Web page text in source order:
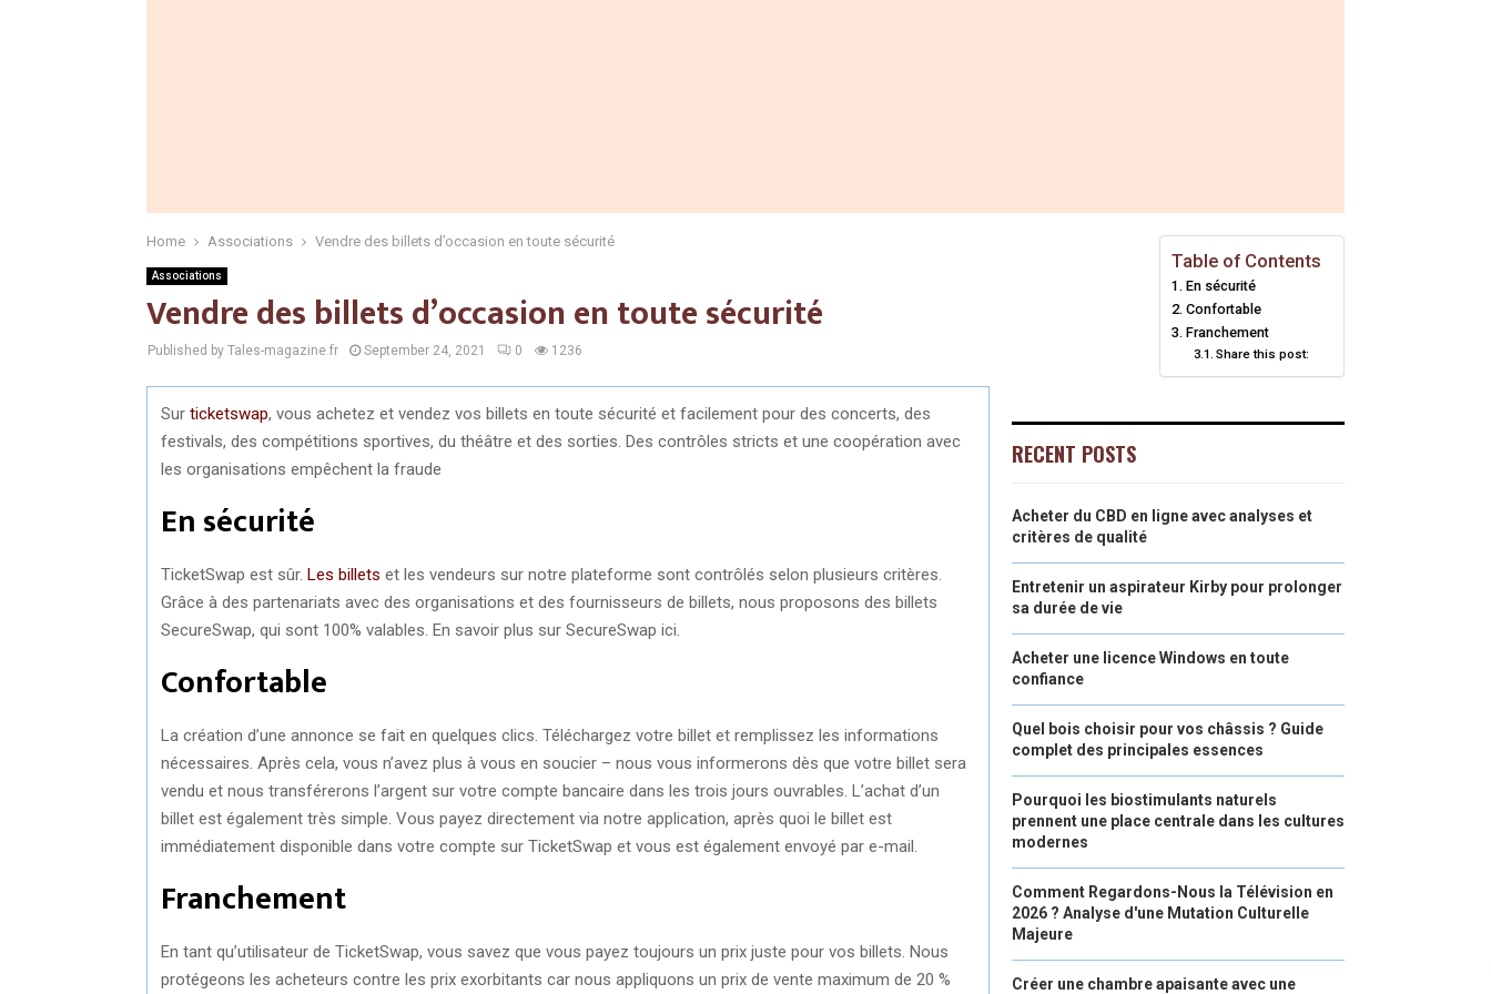
Home Associations Vendre des billets d’occasion en toute sécurité
Associations
Vendre des billets d’occasion en toute sécurité
Published by Tales-magazine.fr September 24, 2021 0 1236
Sur ticketswap, vous achetez et vendez vos billets en toute sécurité et facilement pour des concerts, des
festivals, des compétitions sportives, du théâtre et des sorties. Des contrôles stricts et une coopération avec
les organisations empêchent la fraude
En sécurité
TicketSwap est sûr. Les billets et les vendeurs sur notre plateforme sont contrôlés selon plusieurs critères.
Grâce à des partenariats avec des organisations et des fournisseurs de billets, nous proposons des billets
SecureSwap, qui sont 100% valables. En savoir plus sur SecureSwap ici.
Confortable
La création d’une annonce se fait en quelques clics. Téléchargez votre billet et remplissez les informations
nécessaires. Après cela, vous n’avez plus à vous en soucier – nous vous informerons dès que votre billet sera
vendu et nous transférerons l’argent sur votre compte bancaire dans les trois jours ouvrables. L’achat d’un
billet est également très simple. Vous payez directement via notre application, après quoi le billet est
immédiatement disponible dans votre compte sur TicketSwap et vous est également envoyé par e-mail.
Franchement
En tant qu’utilisateur de TicketSwap, vous savez que vous payez toujours un prix juste pour vos billets. Nous
protégeons les acheteurs contre les prix exorbitants car nous appliquons un prix de vente maximum de 20 %
Table of Contents
En sécurité
Confortable
Franchement
Share this post:
RECENT POSTS
Acheter du CBD en ligne avec analyses et
critères de qualité
Entretenir un aspirateur Kirby pour prolonger
sa durée de vie
Acheter une licence Windows en toute
confiance
Quel bois choisir pour vos châssis ? Guide
complet des principales essences
Pourquoi les biostimulants naturels
prennent une place centrale dans les cultures
modernes
Comment Regardons-Nous la Télévision en
2026 ? Analyse d'une Mutation Culturelle
Majeure
Créer une chambre apaisante avec une